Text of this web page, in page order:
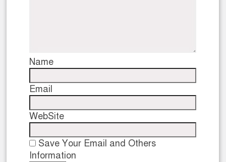
Name
Email
WebSite
Save Your Email and Others
Information